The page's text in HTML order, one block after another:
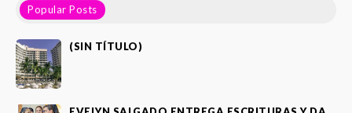
Popular Posts
(SIN TÍTULO)